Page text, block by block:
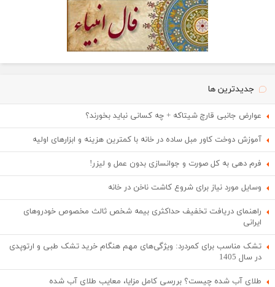
جدیدترین ها
عوارض جانبی قارچ شیتاکه + چه کسانی نباید بخورند؟
آموزش دوخت کاور مبل ساده در خانه با کمترین هزینه و ابزارهای اولیه
فرم دهی به کل صورت و جوانسازی بدون عمل و لیزر!
وسایل مورد نیاز برای شروع کاشت ناخن در خانه
راهنمای دریافت تخفیف حداکثری بیمه شخص ثالث مخصوص خودروهای
ایرانی
تشک مناسب برای کمردرد: ویژگی‌های مهم هنگام خرید تشک طبی و ارتوپدی
در سال 1405
طلای آب شده چیست؟ بررسی کامل مزایا، معایب طلای آب شده